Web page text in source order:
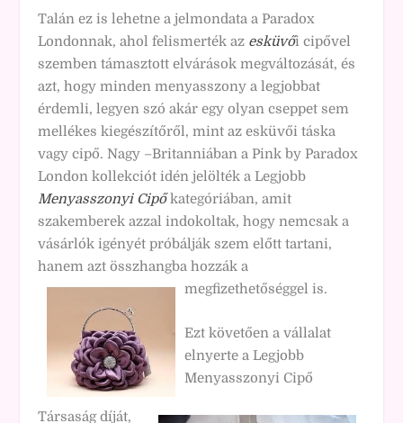
Talán ez is lehetne a jelmondata a Paradox
Londonnak, ahol felismerték az esküvői cipővel
szemben támasztott elvárások megváltozását, és
azt, hogy minden menyasszony a legjobbat
érdemli, legyen szó akár egy olyan cseppet sem
mellékes kiegészítőről, mint az esküvői táska
vagy cipő. Nagy –Britanniában a Pink by Paradox
London kollekciót idén jelölték a Legjobb
Menyasszonyi Cipőkategóriában, amit
szakemberek azzal indokoltak, hogy nemcsak a
vásárlók igényét próbálják szem előtt tartani,
hanem azt összhangba hozzák a
megfizethetőséggel is.
Ezt követően a vállalat
elnyerte a Legjobb
Menyasszonyi Cipő
Társaság díját,